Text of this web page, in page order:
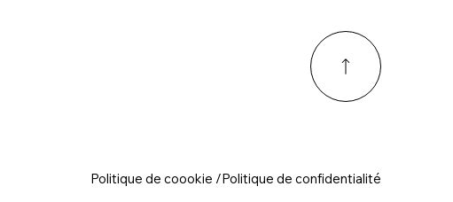
Politique de coookie /Politique de confidentialité